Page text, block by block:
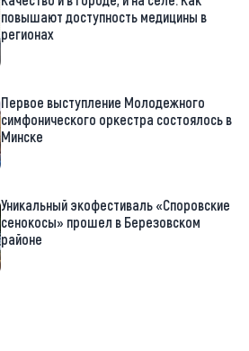
повышают доступность медицины в
регионах
Первое выступление Молодежного
симфонического оркестра состоялось в
Минске
Уникальный экофестиваль «Споровские
сенокосы» прошел в Березовском
районе